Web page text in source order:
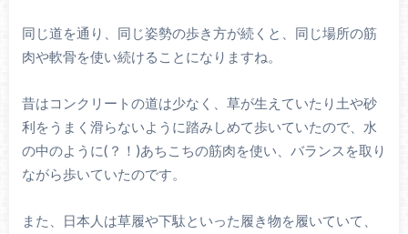
同じ道を通り、同じ姿勢の歩き方が続くと、同じ場所の筋
肉や軟骨を使い続けることになりますね。
昔はコンクリートの道は少なく、草が生えていたり土や砂
利をうまく滑らないように踏みしめて歩いていたので、水
の中のように(？！)あちこちの筋肉を使い、バランスを取り
ながら歩いていたのです。
また、日本人は草履や下駄といった履き物を履いていて、